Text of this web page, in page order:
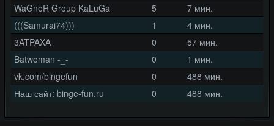
WaGneR Group KaLuGa
5
7 мин.
(((Samurai74)))
1
4 мин.
3ATPAXA
0
57 мин.
Batwoman -_-
0
1 мин.
vk.com/bingefun
0
488 мин.
Наш сайт: binge-fun.ru
0 488 мин.